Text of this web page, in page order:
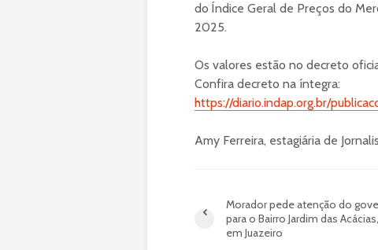
do Índice Geral de Preços do
2025.
Os valores estão no decreto
Confira decreto na íntegra:
https://diario.indap.org.br/
Amy Ferreira, estagiária de
Morador pede atenção do
para o Bairro Jardim das Acácias,
em Juazeiro